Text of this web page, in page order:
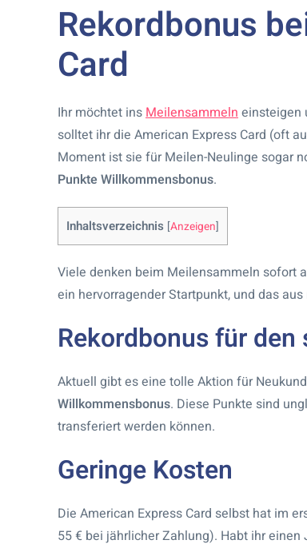
Rekordbonus
Card
Ihr möchtet insMeilensammelneinsteigen
solltet ihr die American Express Card (oft
Moment ist sie für Meilen-Neulinge sogar
Punkte Willkommensbonus.
Inhaltsverzeichnis [Anzeigen]
Viele denken beim Meilensammeln sofort
ein hervorragender Startpunkt, und das
Rekordbonus für
Aktuell gibt es eine tolle Aktion für
Willkommensbonus. Diese Punkte sind
transferiert werden können.
Geringe Kosten
Die American Express Card selbst hat im
55 € bei jährlicher Zahlung). Habt ihr